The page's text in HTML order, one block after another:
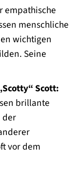
empathische
menschliche
wichtigen
Seine
Scott:
brillante
der
vor dem